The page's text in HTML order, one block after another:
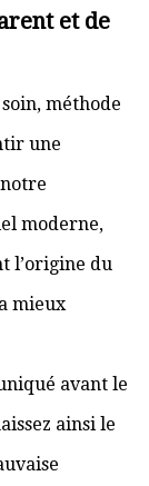
et de
méthode
une
moderne,
l’origine du
mieux
avant le
ainsi le